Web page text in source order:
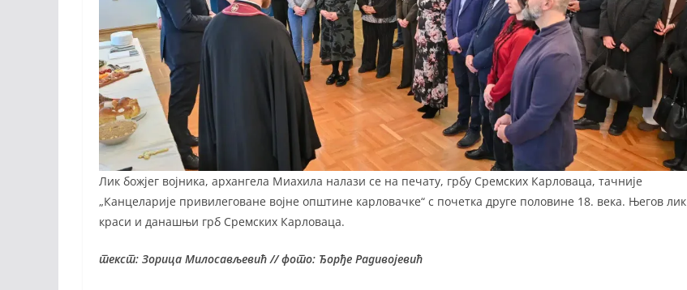
Лик божјег војника, архангела Миахила налази се на печату, грбу Сремских Карловаца, тачније
„Канцеларије привилеговане војне општине карловачке“ с почетка друге половине 18. века. Његов лик
краси и данашњи грб Сремских Карловаца.
текст: Зорица Милосављевић // фото: Ђорђе Радивојевић